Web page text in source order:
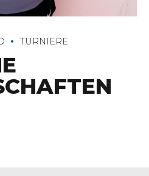
TURNIERE